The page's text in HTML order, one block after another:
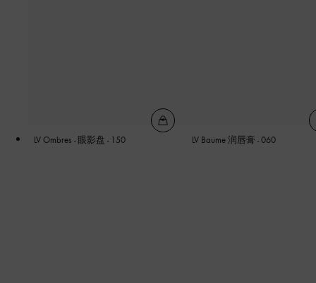
LV Ombres - 眼影盘 - 150 LV Baume 润唇膏 - 060